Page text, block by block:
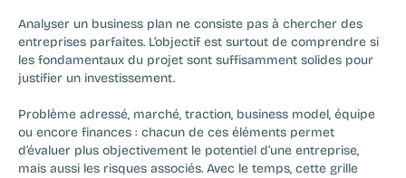
Analyser un business plan ne consiste pas à chercher des
entreprises parfaites. L’objectif est surtout de comprendre si
les fondamentaux du projet sont suffisamment solides pour
justifier un investissement.
Problème adressé, marché, traction, business model, équipe
ou encore finances : chacun de ces éléments permet
d’évaluer plus objectivement le potentiel d’une entreprise,
mais aussi les risques associés. Avec le temps, cette grille